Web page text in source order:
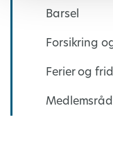
Barsel
Forsikring
Ferier og